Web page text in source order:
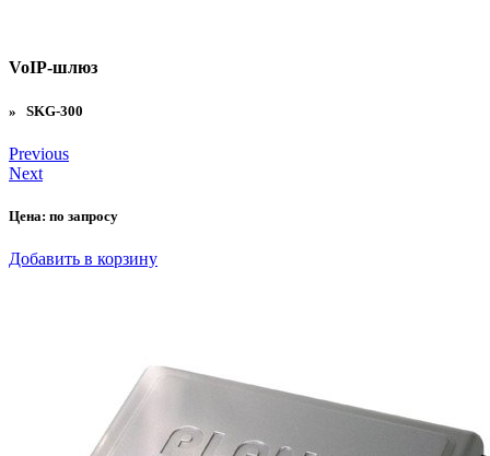
VoIP-шлюз
» SKG-300
Previous
Next
Цена: по запросу
Добавить в корзину